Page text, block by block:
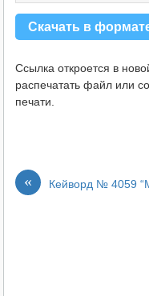
Скачать в
Ссылка откроется в
распечатать файл или
печати.
« Кейворд № 4059